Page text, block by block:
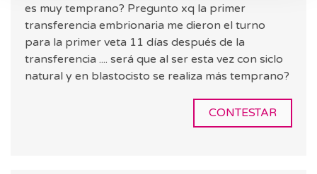
es muy temprano? Pregunto xq la primer
transferencia embrionaria me dieron el turno
para la primer veta 11 días después de la
transferencia .... será que al ser esta vez con siclo
natural y en blastocisto se realiza más temprano?
CONTESTAR